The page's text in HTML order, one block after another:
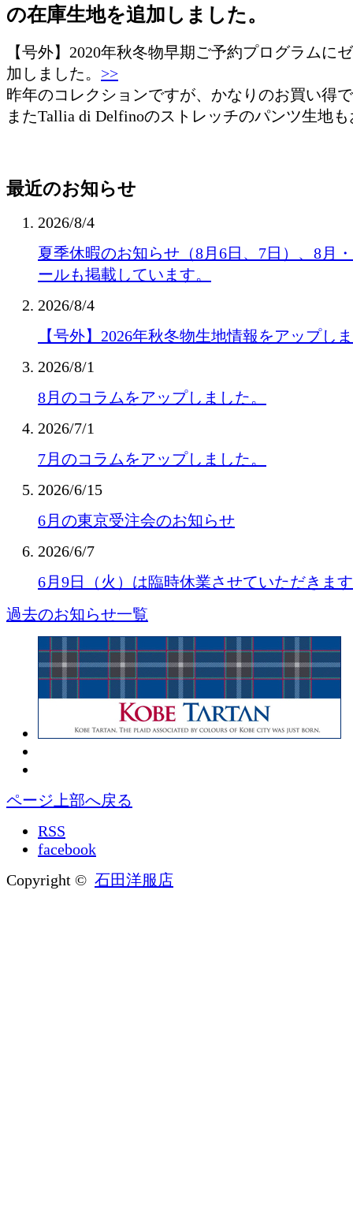
の在庫生地を追加しました。
【号外】2020年秋冬物早期ご予約プログラムに
加しました。 >>
昨年のコレクションですが、かなりのお買い得
またTallia di Delfinoのストレッチのパンツ生地
最近のお知らせ
2026/8/4
夏季休暇のお知らせ（8月6日、7日）、8月
ールも掲載しています。
2026/8/4
【号外】2026年秋冬物生地情報をアップし
2026/8/1
8月のコラムをアップしました。
2026/7/1
7月のコラムをアップしました。
2026/6/15
6月の東京受注会のお知らせ
2026/6/7
6月9日（火）は臨時休業させていただきま
過去のお知らせ一覧
ページ上部へ戻る
RSS
facebook
Copyright © 石田洋服店